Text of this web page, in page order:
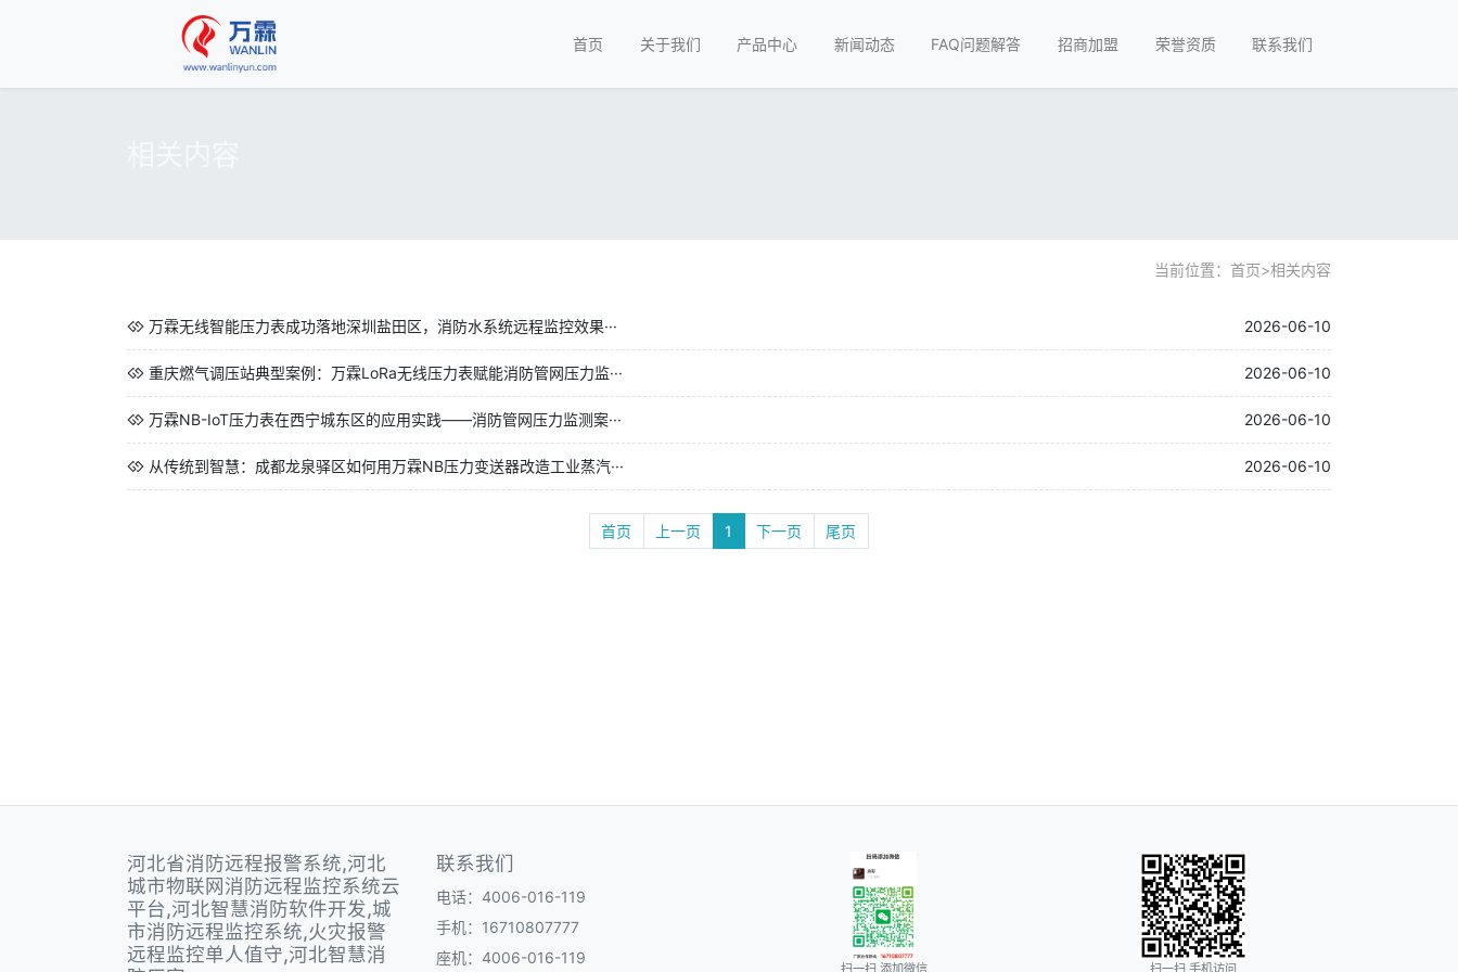
首页 关于我们 产品中心 新闻动态 FAQ问题解答 招商加盟 荣誉资质 联系我们
当前位置： 首页>相关内容
万霖无线智能压力表成功落地深圳盐田区，消防水系统远程监控效果··· 2026-06-10
重庆燃气调压站典型案例：万霖LoRa无线压力表赋能消防管网压力监··· 2026-06-10
万霖NB-IoT压力表在西宁城东区的应用实践——消防管网压力监测案··· 2026-06-10
从传统到智慧：成都龙泉驿区如何用万霖NB压力变送器改造工业蒸汽··· 2026-06-10
首页 上一页 1 下一页 尾页
河北省消防远程报警系统,河北
城市物联网消防远程监控系统云
平台,河北智慧消防软件开发,城
市消防远程监控系统,火灾报警
远程监控单人值守,河北智慧消
联系我们
电话：4006-016-119
手机：16710807777
座机：4006-016-119
扫一扫 添加微信 扫一扫 手机访问